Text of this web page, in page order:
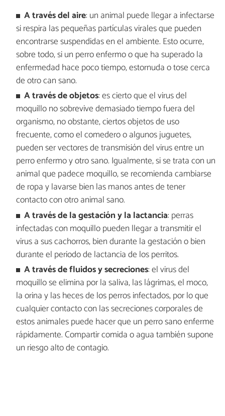
A través del aire: un animal puede llegar a infectarse
si respira las pequeñas partículas virales que pueden
encontrarse suspendidas en el ambiente. Esto ocurre,
sobre todo, si un perro enfermo o que ha superado la
enfermedad hace poco tiempo, estornuda o tose cerca
de otro can sano.
A través de objetos: es cierto que el virus del
moquillo no sobrevive demasiado tiempo fuera del
organismo, no obstante, ciertos objetos de uso
frecuente, como el comedero o algunos juguetes,
pueden ser vectores de transmisión del virus entre un
perro enfermo y otro sano. Igualmente, si se trata con un
animal que padece moquillo, se recomienda cambiarse
de ropa y lavarse bien las manos antes de tener
contacto con otro animal sano.
A través de la gestación y la lactancia: perras
infectadas con moquillo pueden llegar a transmitir el
virus a sus cachorros, bien durante la gestación o bien
durante el periodo de lactancia de los perritos.
A través de fluidos y secreciones: el virus del
moquillo se elimina por la saliva, las lágrimas, el moco,
la orina y las heces de los perros infectados, por lo que
cualquier contacto con las secreciones corporales de
estos animales puede hacer que un perro sano enferme
rápidamente. Compartir comida o agua también supone
un riesgo alto de contagio.